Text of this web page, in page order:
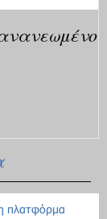
η πλατφόρμα